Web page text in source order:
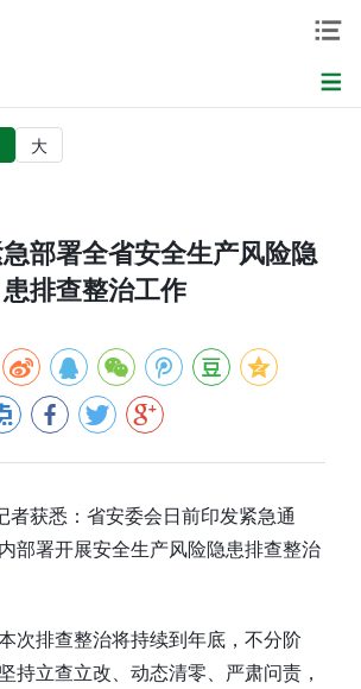
大
部署全省安全生产风险隐
患排查整治工作
者获悉：省安委会日前印发紧急通
部署开展安全生产风险隐患排查整治
次排查整治将持续到年底，不分阶
持立查立改、动态清零、严肃问责，